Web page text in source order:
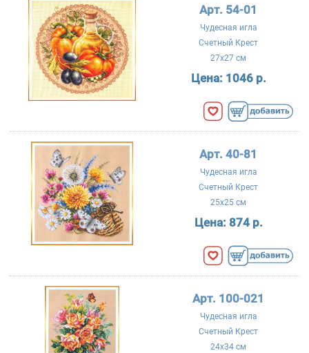
Арт. 54-01
Чудесная игла
Счетный Крест
27x27 см
Цена: 1046 р.
Арт. 40-81
Чудесная игла
Счетный Крест
25x25 см
Цена: 874 р.
Арт. 100-021
Чудесная игла
Счетный Крест
24x34 см